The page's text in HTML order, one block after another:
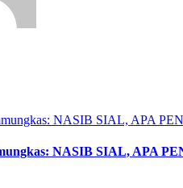
NASIB SIAL, APA